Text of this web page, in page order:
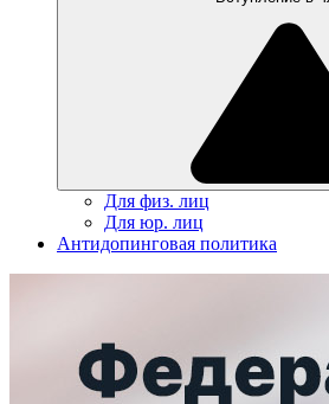
Для физ. лиц
Для юр. лиц
Антидопинговая политика